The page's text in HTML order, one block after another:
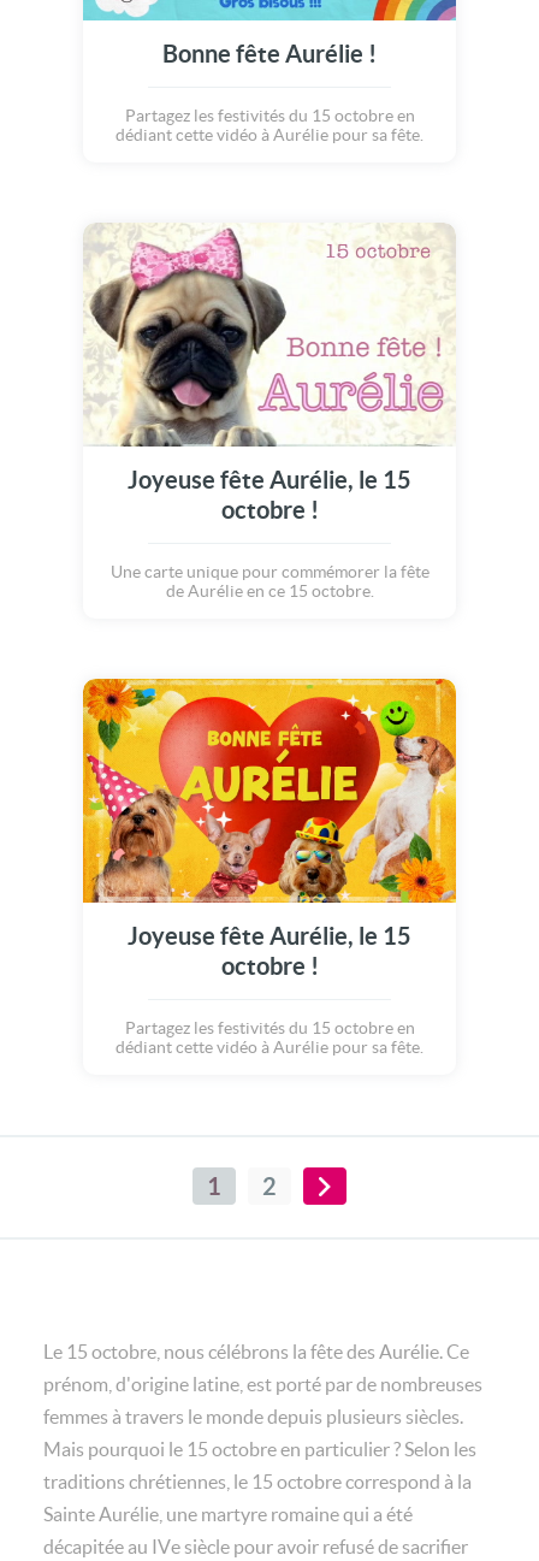
Bonne fête Aurélie !
Partagez les festivités du 15 octobre en
dédiant cette vidéo à Aurélie pour sa fête.
Joyeuse fête Aurélie, le 15
octobre !
Une carte unique pour commémorer la fête
de Aurélie en ce 15 octobre.
Joyeuse fête Aurélie, le 15
octobre !
Partagez les festivités du 15 octobre en
dédiant cette vidéo à Aurélie pour sa fête.
1 2
Le 15 octobre, nous célébrons la fête des Aurélie. Ce
prénom, d'origine latine, est porté par de nombreuses
femmes à travers le monde depuis plusieurs siècles.
Mais pourquoi le 15 octobre en particulier ? Selon les
traditions chrétiennes, le 15 octobre correspond à la
Sainte Aurélie, une martyre romaine qui a été
décapitée au IVe siècle pour avoir refusé de sacrifier